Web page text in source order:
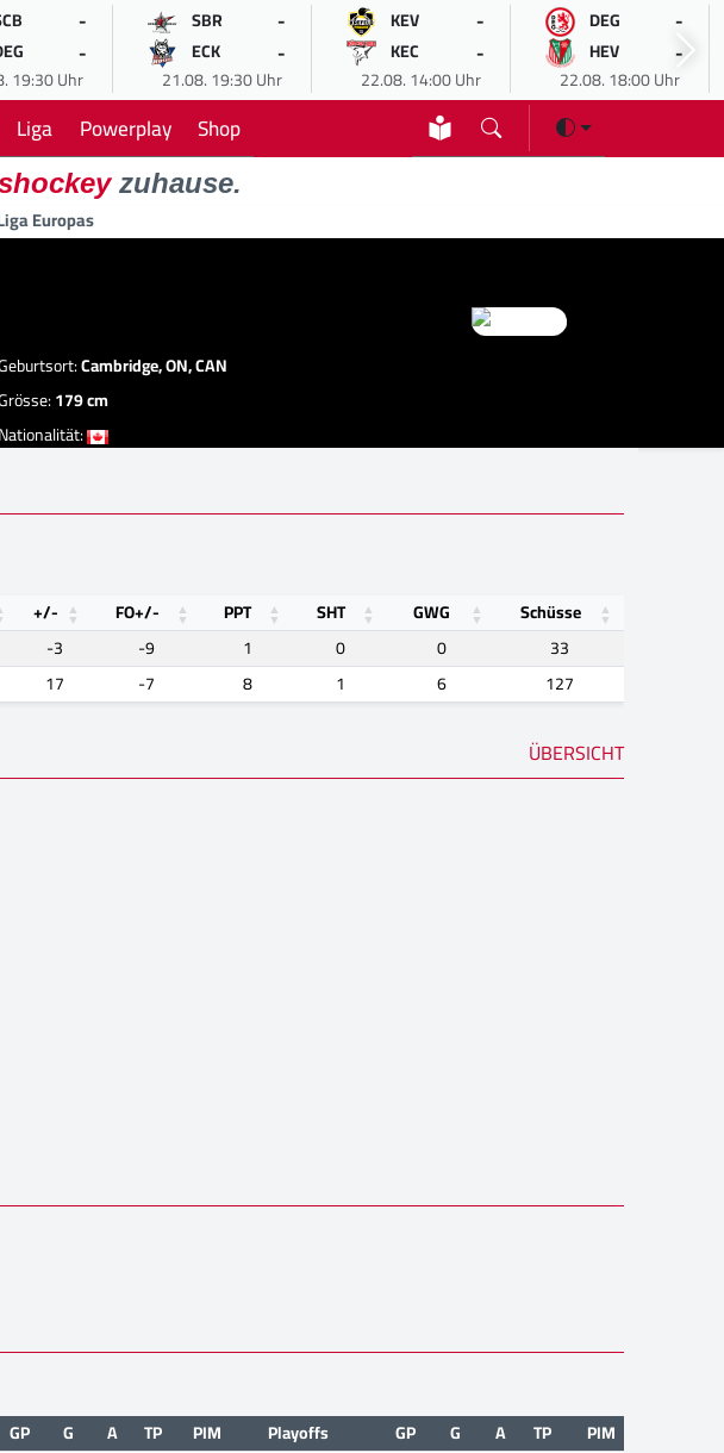
-
-
19:30 Uhr
SBR -
ECK -
21.08. 19:30 Uhr
KEV -
KEC -
22.08. 14:00 Uhr
DEG -
HEV -
22.08. 18:00 Uhr
Liga Powerplay Shop
zuhause.
Europas
Cambridge, ON, CAN
179 cm
Nationalität:
+/- FO+/- PPT SHT GWG
Schüsse
-3 -9 1 0 0
33
17 -7 8 1 6 127
ÜBERSICHT
GP G A TP PIM Playoffs GP G A TP
PIM